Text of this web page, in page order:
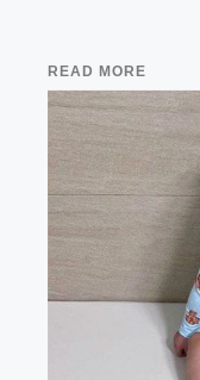
READ MORE